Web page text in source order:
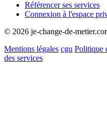
Référencer ses services
Connexion à l'espace
© 2026 je-change-de-
Mentions légales cgu Politique
des services